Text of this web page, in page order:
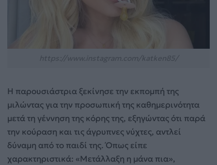
Η παρουσιάστρια ξεκίνησε την εκπομπή της
μιλώντας για την προσωπική της καθημερινότητα
μετά τη γέννηση της κόρης της, εξηγώντας ότι παρά
την κούραση και τις άγρυπνες νύχτες, αντλεί
δύναμη από το παιδί της. Όπως είπε
χαρακτηριστικά: «Μετάλλαξη η μάνα πια»,